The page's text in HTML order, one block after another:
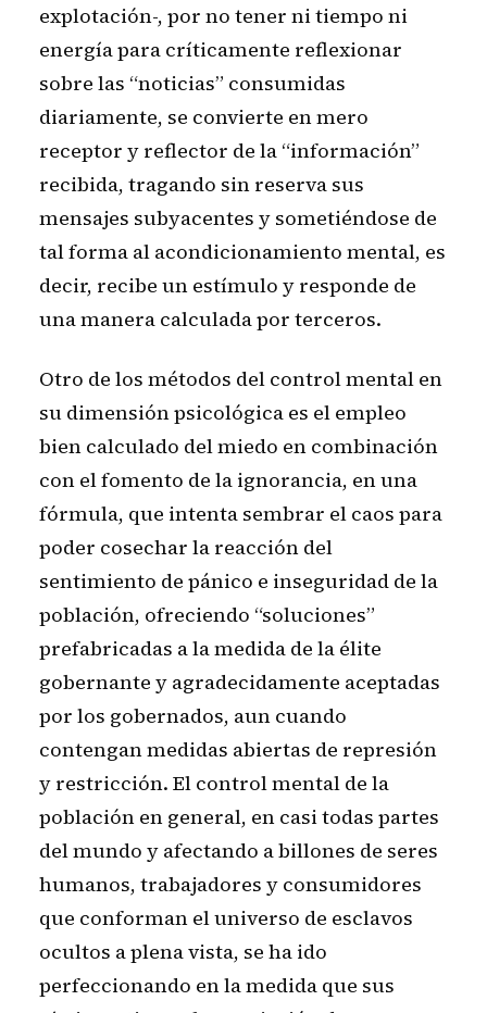
explotación-, por no tener ni tiempo ni
energía para críticamente reflexionar
sobre las “noticias” consumidas
diariamente, se convierte en mero
receptor y reflector de la “información”
recibida, tragando sin reserva sus
mensajes subyacentes y sometiéndose de
tal forma al acondicionamiento mental, es
decir, recibe un estímulo y responde de
una manera calculada por terceros.
Otro de los métodos del control mental en
su dimensión psicológica es el empleo
bien calculado del miedo en combinación
con el fomento de la ignorancia, en una
fórmula, que intenta sembrar el caos para
poder cosechar la reacción del
sentimiento de pánico e inseguridad de la
población, ofreciendo “soluciones”
prefabricadas a la medida de la élite
gobernante y agradecidamente aceptadas
por los gobernados, aun cuando
contengan medidas abiertas de represión
y restricción. El control mental de la
población en general, en casi todas partes
del mundo y afectando a billones de seres
humanos, trabajadores y consumidores
que conforman el universo de esclavos
ocultos a plena vista, se ha ido
perfeccionando en la medida que sus